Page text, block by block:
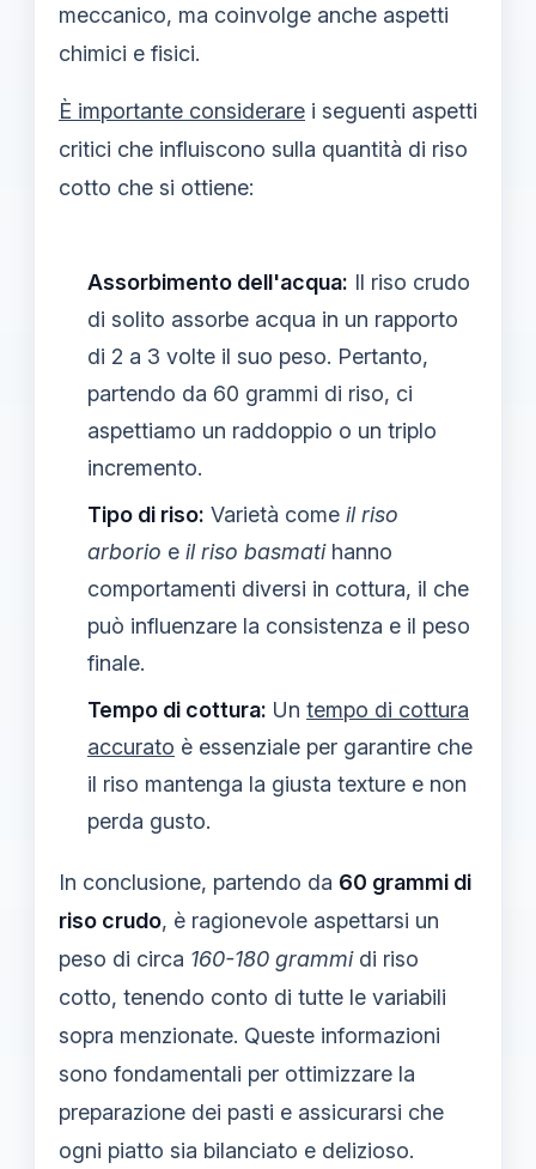
meccanico, ma coinvolge anche aspetti
chimici e fisici.
È importante considerare i seguenti aspetti
critici che influiscono sulla quantità di riso
cotto che si ottiene:
Assorbimento dell'acqua: Il riso crudo
di solito assorbe acqua in un rapporto
di 2 a 3 volte il suo peso. Pertanto,
partendo da 60 grammi di riso, ci
aspettiamo un raddoppio o un triplo
incremento.
Tipo di riso: Varietà come il riso
arborio e il riso basmatihanno
comportamenti diversi in cottura, il che
può influenzare la consistenza e il peso
finale.
Tempo di cottura: Un tempo di cottura
accurato è essenziale per garantire che
il riso mantenga la giusta texture e non
perda gusto.
In conclusione, partendo da 60 grammi di
riso crudo, è ragionevole aspettarsi un
peso di circa 160-180 grammidi riso
cotto, tenendo conto di tutte le variabili
sopra menzionate. Queste informazioni
sono fondamentali per ottimizzare la
preparazione dei pasti e assicurarsi che
ogni piatto sia bilanciato e delizioso.